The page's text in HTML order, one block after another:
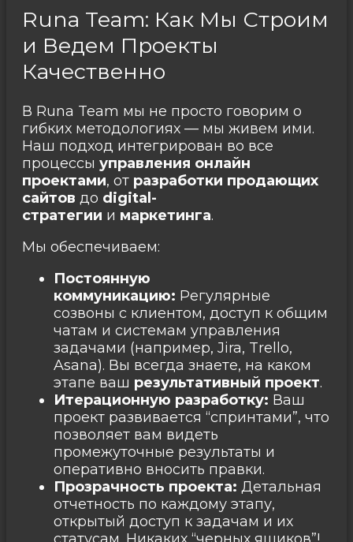
Runa Team: Как Мы Строим
и Ведем Проекты
Качественно
В Runa Team мы не просто говорим о
гибких методологиях — мы живем ими.
Наш подход интегрирован во все
процессы управления онлайн
проектами, от разработки продающих
сайтов до digital-
стратегии и маркетинга.
Мы обеспечиваем:
Постоянную
коммуникацию: Регулярные
созвоны с клиентом, доступ к общим
чатам и системам управления
задачами (например, Jira, Trello,
Asana). Вы всегда знаете, на каком
этапе ваш результативный проект.
Итерационную разработку: Ваш
проект развивается “спринтами”, что
позволяет вам видеть
промежуточные результаты и
оперативно вносить правки.
Прозрачность проекта: Детальная
отчетность по каждому этапу,
открытый доступ к задачам и их
статусам. Никаких “черных ящиков”!